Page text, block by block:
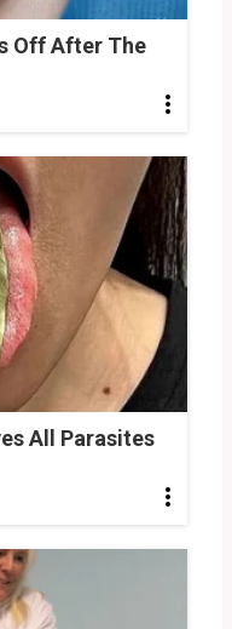
Off After The
All Parasites